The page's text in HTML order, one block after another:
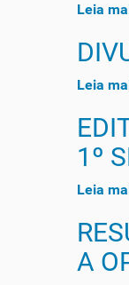
Leia
Leia
1º
Leia
A